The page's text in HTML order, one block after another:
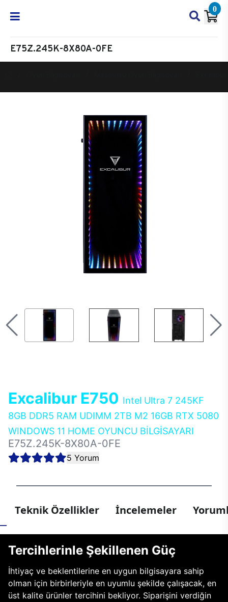
0
E75Z.245K-8X80A-0FE
Excalibur E750 Intel Ultra 7 245KF
8GB DDR5 RAM UDIMM 2TB M2 16GB RTX 5080
WINDOWS 11 HOME OYUNCU BİLGİSAYARI
E75Z.245K-8X80A-0FE
5 Yorum
Teknik Özellikler İncelemeler
Tercihlerinle Şekillenen Güç
İhtiyaç ve beklentilerine en uygun bilgisayara sahip
olman için birbirleriyle en uyumlu şekilde çalışacak, en
üst kalite ürünler tercihini bekliyor. Siparişini verdiğin